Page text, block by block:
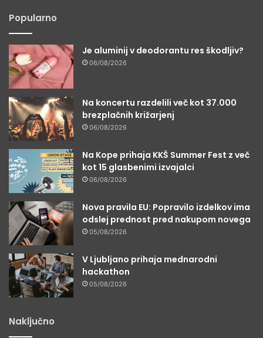
Popularno
Je aluminij v deodorantu res škodljiv?
06/08/2026
Na koncertu razdelili več kot 37.000
brezplačnih križarjenj
06/08/2026
Na Kope prihaja KKŠ Summer Fest z več
kot 15 glasbenimi izvajalci
06/08/2026
Nova pravila EU: Popravilo izdelkov ima
odslej prednost pred nakupom novega
05/08/2026
V Ljubljano prihaja mednarodni
hackathon
05/08/2026
Naključno